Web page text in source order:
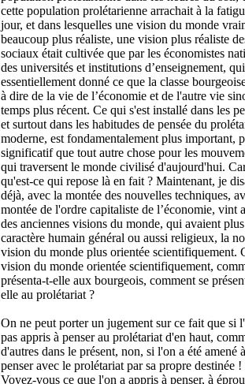
cette population prolétarienne arrachait à la
jour, et dans lesquelles une vision du monde
beaucoup plus réaliste, une vision plus réaliste
sociaux était cultivée que par les économistes
des universités et institutions d’enseignement,
essentiellement donné ce que la classe
à dire de la vie de l’économie et de l'autre vie
temps plus récent. Ce qui s'est installé dans les
et surtout dans les habitudes de pensée du
moderne, est fondamentalement plus important,
significatif que tout autre chose pour les
qui traversent le monde civilisé d'aujourd'hui.
qu'est-ce qui repose là en fait ? Maintenant, je
déjà, avec la montée des nouvelles techniques,
montée de l'ordre capitaliste de l’économie, vint
des anciennes visions du monde, qui avaient
caractère humain général ou aussi religieux, la
vision du monde plus orientée scientifiquement.
vision du monde orientée scientifiquement,
présenta-t-elle aux bourgeois, comment se
elle au prolétariat ?
On ne peut porter un jugement sur ce fait que si
pas appris à penser au prolétariat d'en haut,
d'autres dans le présent, non, si l'on a été amené à
penser avec le prolétariat par sa propre destinée !
Voyez-vous ce que l'on a appris à penser, à